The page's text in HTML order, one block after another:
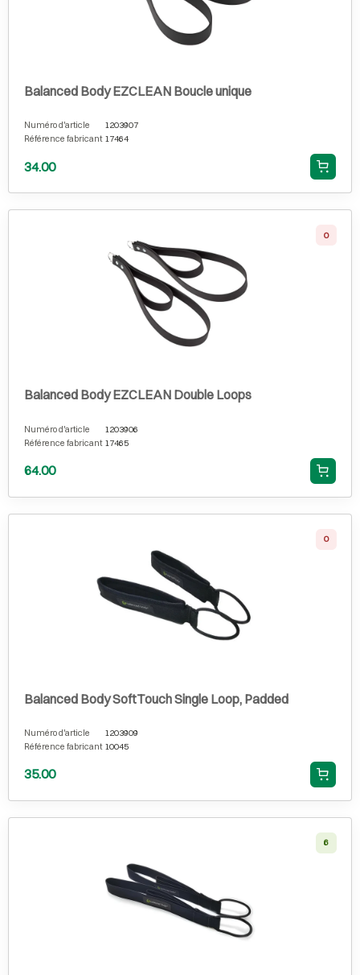
Balanced Body EZCLEAN Boucle unique
Numéro d'article
1203907
Référence fabricant 17464
34.00
0
Balanced Body EZCLEAN Double Loops
Numéro d'article
1203906
Référence fabricant 17465
64.00
0
Balanced Body SoftTouch Single Loop, Padded
Numéro d'article
1203909
Référence fabricant 10045
35.00
6